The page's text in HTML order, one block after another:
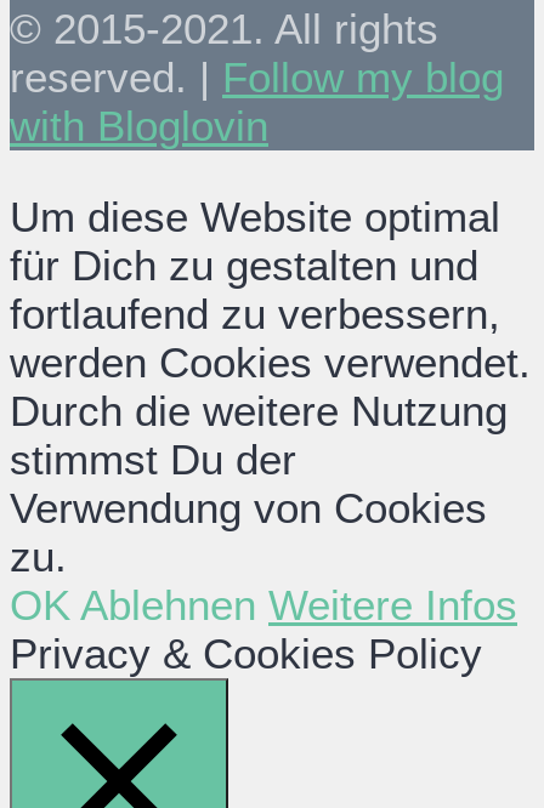
© 2015-2021. All rights
reserved. | Follow my blog
with Bloglovin
Um diese Website optimal
für Dich zu gestalten und
fortlaufend zu verbessern,
werden Cookies verwendet.
Durch die weitere Nutzung
stimmst Du der
Verwendung von Cookies
zu.
OK Ablehnen Weitere Infos
Privacy & Cookies Policy